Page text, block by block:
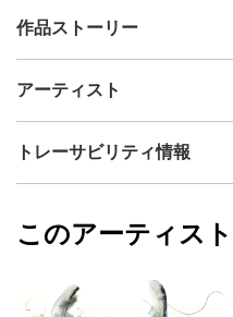
出品者
制作年
アクリル
カラー
赤
ジャンル
動物・生き
作品ストーリー
膿溜まりが弾けて飛び散り
浄化する、汚染する、歪ませる
ある種の空間の変化。
アーティスト
kemono gallery
フォローする
トレーサビリティ情報
kemono gallery
このアーティス